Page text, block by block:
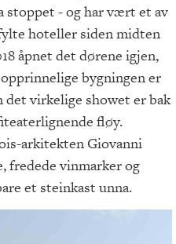
stoppet - og har vært et av
hoteller siden midten
åpnet det dørene igjen,
bygningen er
virkelige showet er bak
fløy.
arkitekten Giovanni
fredede vinmarker og
et steinkast unna.